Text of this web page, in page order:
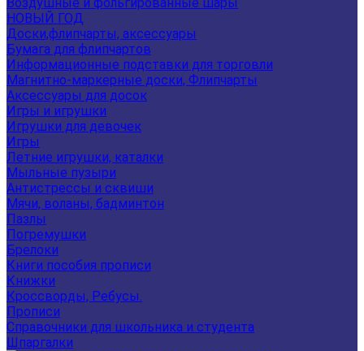
НОВЫЙ ГОД
Доски,флипчарты, аксессуары
Бумага для флипчартов
Информационные подставки для торговли
Магнитно-маркерные доски, Флипчарты
Аксессуары для досок
Игры и игрушки
Игрушки для девочек
Игры
Летние игрушки, каталки
Мыльные пузыри
Антистрессы и сквиши
Мячи, воланы, бадминтон
Пазлы
Погремушки
Брелоки
Книги пособия прописи
Книжки
Кроссворды, Ребусы.
Прописи
Справочники для школьника и студента
Шпаргалки